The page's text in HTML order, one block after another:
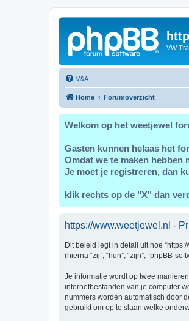
VW
V&A
Home Forumoverzicht
Welkom op het weetjewel
Gasten kunnen helaas het
Omdat we te maken hebben
Je moet je registreren, dan
klik rechts op de "X" dan
https://www.weetjewel.nl -
Dit beleid legt in detail uit hoe
(hierna “zij”, “hun”, “zijn”, “phpBB-
Je informatie wordt op twee
internetbestanden van je computer
nummers worden automatisch door
gebruikt om op te slaan welke